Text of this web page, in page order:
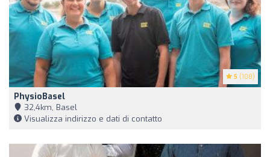
5 (108)
PhysioBasel
32,4km, Basel
Visualizza indirizzo e dati di contatto